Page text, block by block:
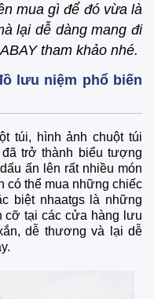
mua gì để đó vừa là
lại dễ dàng mang đi
tham khảo nhé.
lưu niệm phổ biến
túi, hình ảnh chuột túi
trở thành biểu tượng
ấn lên rất nhiều món
có thể mua những chiếc
biệt nhaatgs là những
cỡ tại các cửa hàng lưu
dễ thương và lại dễ